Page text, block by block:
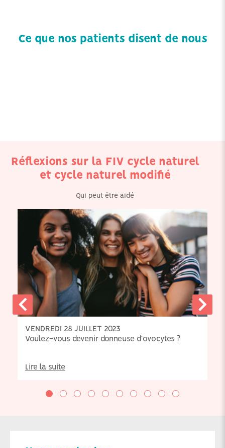
Ce que nos patients disent de nous
Réflexions sur la FIV cycle naturel
et cycle naturel modifié
Qui peut être aidé
VENDREDI 28 JUILLET 2023
Voulez-vous devenir donneuse d’ovocytes ?
Lire la suite